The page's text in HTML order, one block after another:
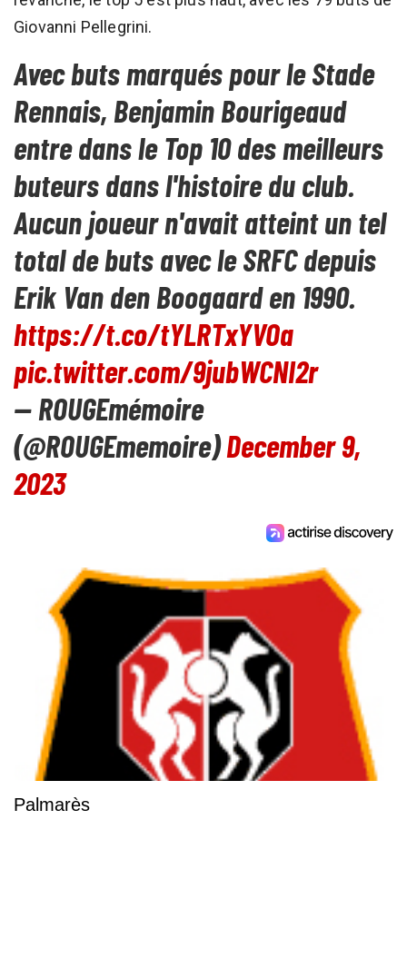
Giovanni Pellegrini.
Avec buts marqués pour le Stade
Rennais, Benjamin Bourigeaud
entre dans le Top 10 des meilleurs
buteurs dans l'histoire du club.
Aucun joueur n'avait atteint un tel
total de buts avec le SRFC depuis
Erik Van den Boogaard en 1990.
https://t.co/tYLRTxYVOa
pic.twitter.com/9jubWCNI2r
— ROUGEmémoire
(@ROUGEmemoire)December 9,
2023
Palmarès